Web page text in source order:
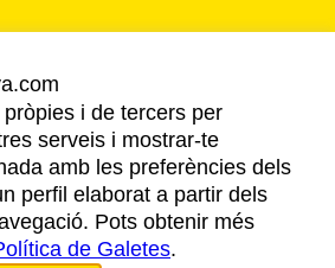
AVÍS LEGAL
DE PRIVACITAT
COOKIES
ACCESSIBILITAT
i de tercers per
serveis i mostrar-te
amb les preferències dels
perfil elaborat a partir dels
Pots obtenir més
de Galetes.